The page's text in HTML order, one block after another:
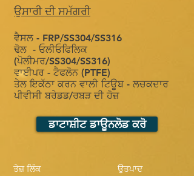
ਉਸਾਰੀ ਦੀ ਸਮੱਗਰੀ
ਵੈਸਲ - FRP/SS304/SS316
ਢੋਲ - ਓਲੀਓਫਿਲਿਕ
(ਪੋਲੀਮਰ/SS304/SS316)
ਵਾਈਪਰ - ਟੈਫਲੋਨ (PTFE)
ਤੇਲ ਇਕੱਠਾ ਕਰਨ ਵਾਲੀ ਟਿਊਬ - ਲਚਕਦਾਰ
ਪੀਵੀਸੀ ਬਰੇਡਡ/ਰਬੜ ਦੀ ਹੋਜ਼
ਡਾਟਾਸ਼ੀਟ ਡਾਊਨਲੋਡ ਕਰੋ
ਤੇਜ਼ ਲਿੰਕ ਉਤਪਾਦ